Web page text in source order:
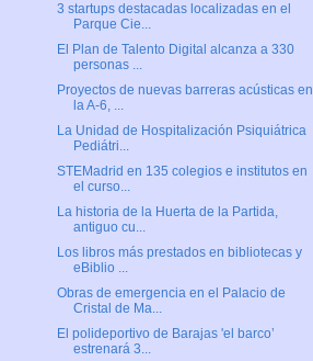
3 startups destacadas localizadas en el
Parque Cie...
El Plan de Talento Digital alcanza a 330
personas ...
Proyectos de nuevas barreras acústicas en
la A-6, ...
La Unidad de Hospitalización Psiquiátrica
Pediátri...
STEMadrid en 135 colegios e institutos en
el curso...
La historia de la Huerta de la Partida,
antiguo cu...
Los libros más prestados en bibliotecas y
eBiblio ...
Obras de emergencia en el Palacio de
Cristal de Ma...
El polideportivo de Barajas 'el barco’
estrenará 3...